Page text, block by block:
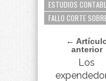
ESTUDIOS
FALLO CORTE
←
anterior
Los